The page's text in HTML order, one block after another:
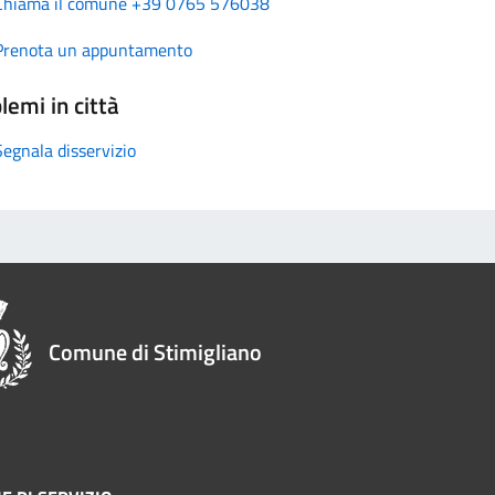
un appuntamento
in città
disservizio
Comune di Stimigliano